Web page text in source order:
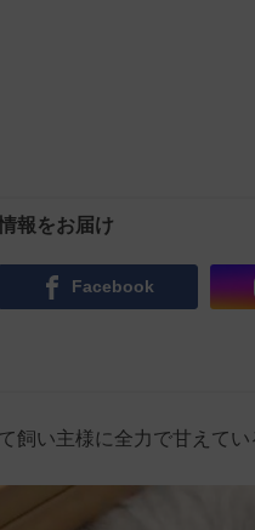
報をお届け
Facebook
飼い主様に全力で甘えてい